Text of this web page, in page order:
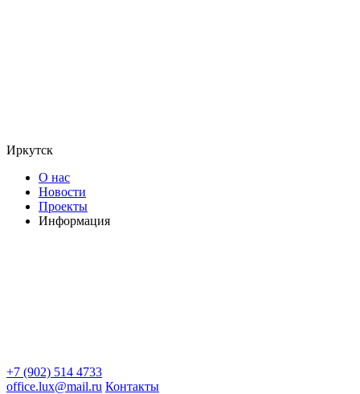
Иркутск
О нас
Новости
Проекты
Информация
+7 (902) 514 4733
office.lux@mail.ru Контакты